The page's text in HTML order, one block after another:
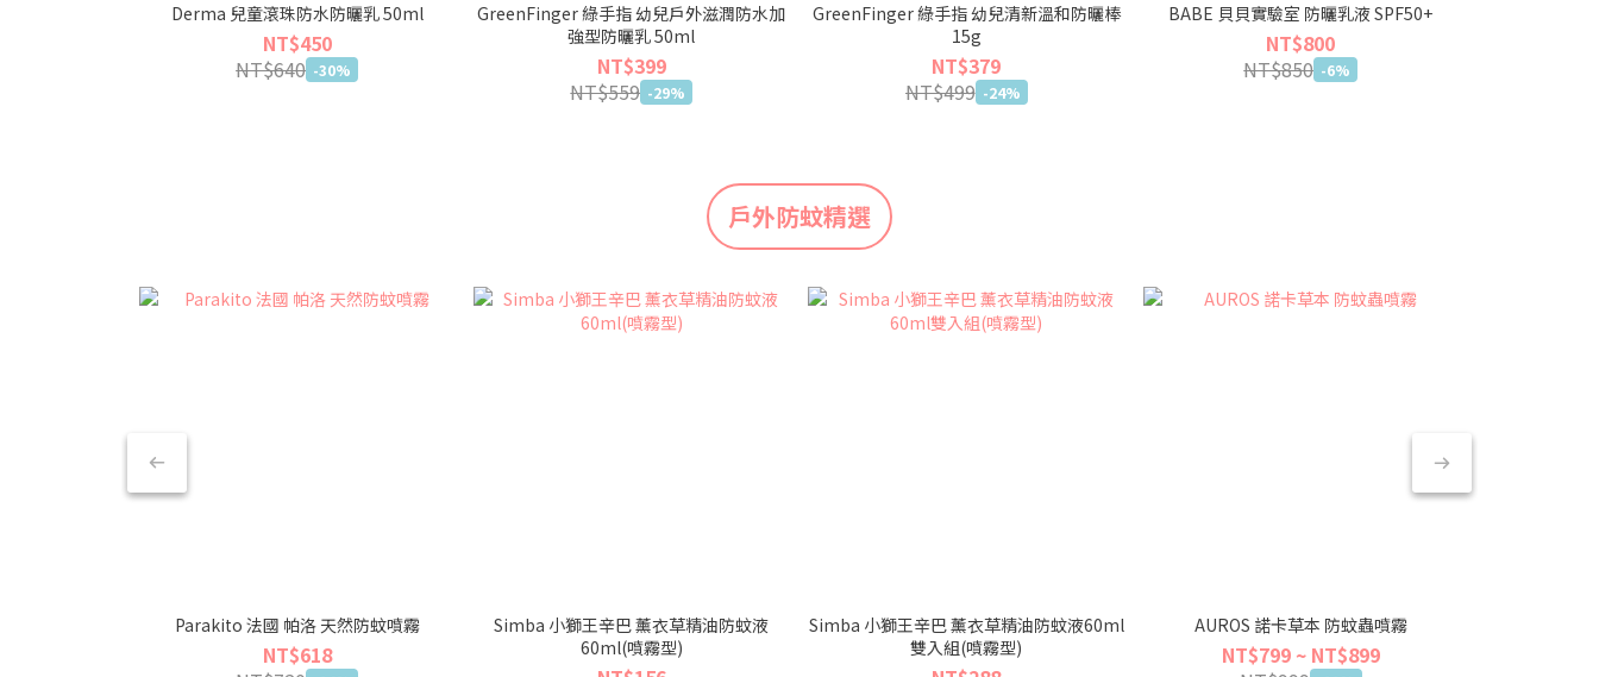
Derma 兒童滾珠防水防曬乳 50ml
NT$450
NT$640 -30%
GreenFinger 綠手指 幼兒戶外滋潤防水加
強型防曬乳 50ml
NT$399
NT$559 -29%
GreenFinger 綠手指 幼兒清新溫和防曬棒
15g
NT$379
NT$499 -24%
BABE 貝貝實驗室 防曬乳液 SPF50+
NT$800
NT$850 -6%
戶外防蚊精選
Parakito 法國 帕洛 天然防蚊噴霧
NT$618
Simba 小獅王辛巴 薰衣草精油防蚊液
60ml(噴霧型)
Simba 小獅王辛巴 薰衣草精油防蚊液60ml
雙入組(噴霧型)
AUROS 諾卡草本 防蚊蟲噴霧
NT$799 ~ NT$899